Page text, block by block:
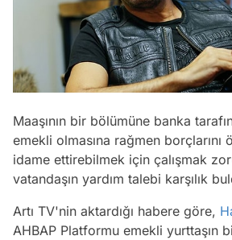
Maaşının bir bölümüne banka
emekli olmasına rağmen borçlarını
idame ettirebilmek için çalışmak
vatandaşın yardım talebi karşılık
Artı TV'nin aktardığı habere göre,
AHBAP Platformu emekli yurttaşın